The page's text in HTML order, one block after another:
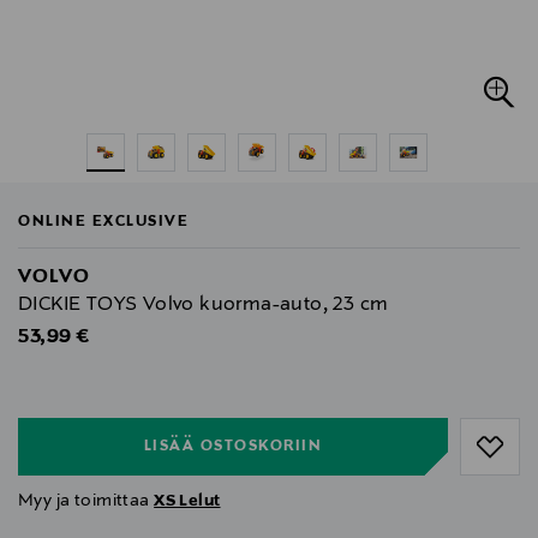
ONLINE EXCLUSIVE
VOLVO
DICKIE TOYS Volvo kuorma-auto, 23 cm
Original Price
53,99 €
LISÄÄ OSTOSKORIIN
Myy ja toimittaaXS Lelut